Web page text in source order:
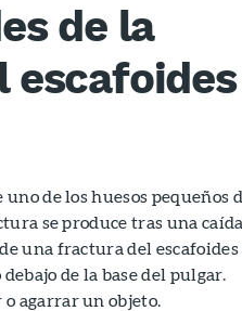
de la
escafoides
de los huesos pequeños
se produce tras una caída
una fractura del escafoides
de la base del pulgar.
agarrar un objeto.